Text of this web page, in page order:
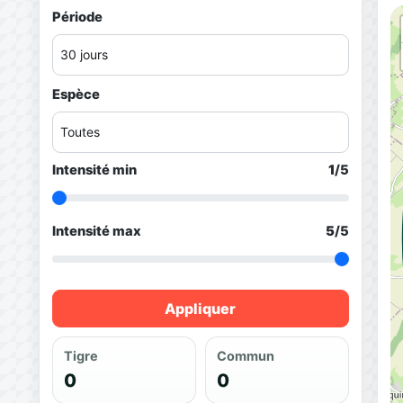
Période
Espèce
Intensité min 1/5
Intensité max 5/5
Appliquer
Tigre
0
Commun
0